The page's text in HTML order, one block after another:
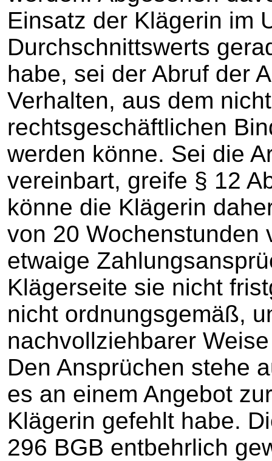
Einsatz der Klägerin im
Durchschnittswerts
habe, sei der Abruf der
Verhalten, aus dem
rechtsgeschäftlichen
werden könne. Sei die
vereinbart, greife § 12
könne die Klägerin
von 20 Wochenstunden
etwaige
Klägerseite sie nicht
nicht ordnungsgemäß,
nachvollziehbarer
Den Ansprüchen stehe
es an einem Angebot
Klägerin gefehlt habe.
296 BGB entbehrlich